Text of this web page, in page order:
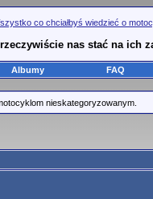
co chciałbyś wiedzieć o
nas stać na ich
Albumy FAQ
nieskategoryzowanym.